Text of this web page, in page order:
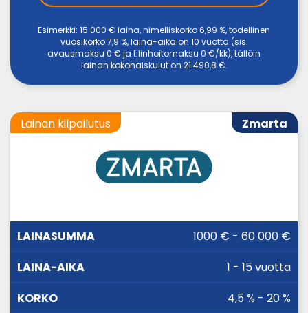
Esimerkki: 15 000 € laina, nimelliskorko 6,99 %, todellinen
vuosikorko 7,9 %, laina-aika on 10 vuotta (sis.
avausmaksu 0 € ja tilinhoitomaksu 0 €/kk), tällöin
lainan kokonaiskulut on 21 490,8 €.
Zmarta
Lainan kilpailutus
LAINASUMMA KORKO1000 € - 60 000 €
1 - 15 vuotta
4,5 % - 20 %